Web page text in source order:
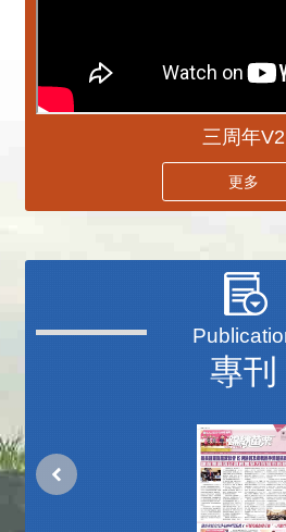
三周年V2
更多
專刊